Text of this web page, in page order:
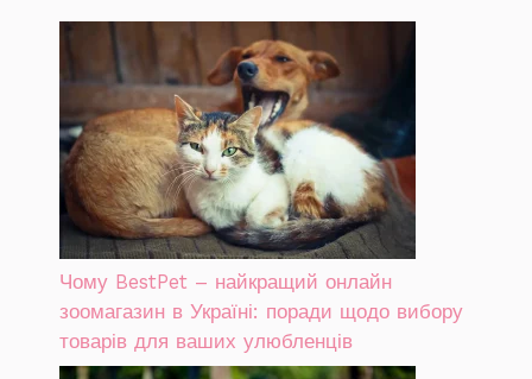
Чому BestPet – найкращий онлайн
зоомагазин в Україні: поради щодо вибору
товарів для ваших улюбленців